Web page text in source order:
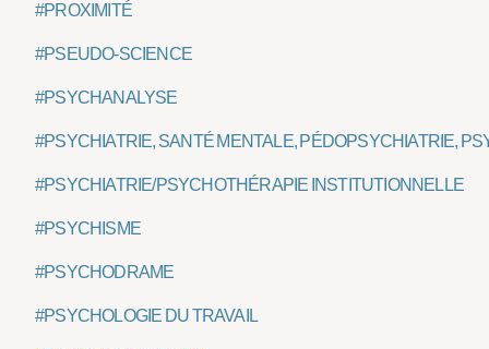
#PROXIMITÉ
#PSEUDO-SCIENCE
#PSYCHANALYSE
#PSYCHIATRIE, SANTÉ MENTALE, PÉDOPSYCHIATRIE,
#PSYCHIATRIE/PSYCHOTHÉRAPIE INSTITUTIONNELLE
#PSYCHISME
#PSYCHODRAME
#PSYCHOLOGIE DU TRAVAIL